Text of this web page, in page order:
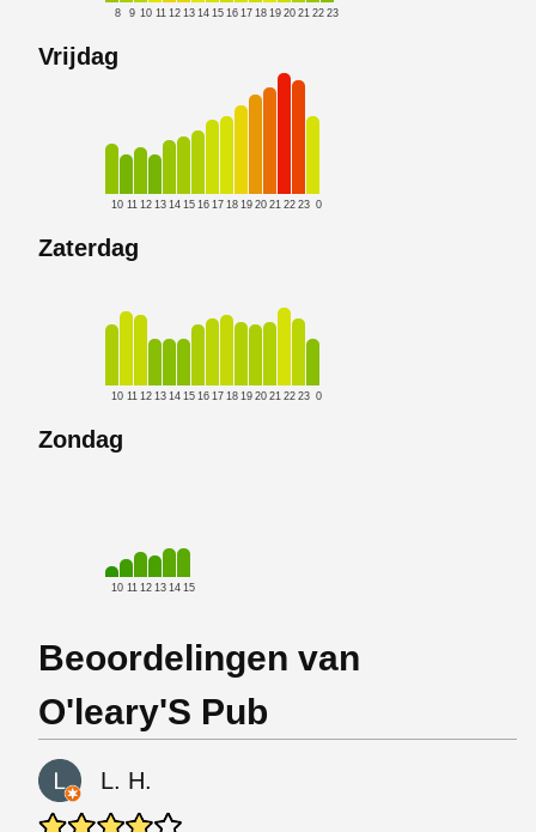
8 9 10 11 12 13 14 15 16 17 18 19 20 21 22 23
Vrijdag
10 11 12 13 14 15 16 17 18 19 20 21 22 23 0
Zaterdag
10 11 12 13 14 15 16 17 18 19 20 21 22 23 0
Zondag
10 11 12 13 14 15
Beoordelingen van
O'leary'S Pub
L. H.